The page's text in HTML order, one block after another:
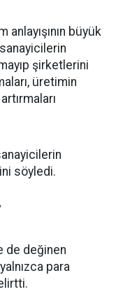
büyük
sanayicilerin
şirketlerini
üretimin
söyledi.
de değinen
para